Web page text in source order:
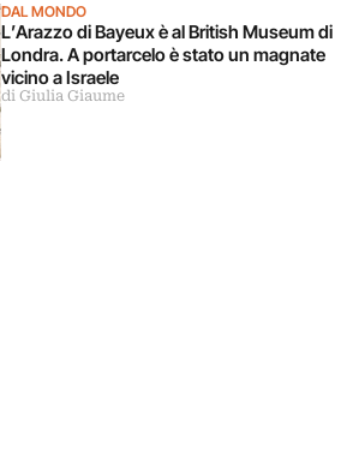
DAL MONDO
L’Arazzo di Bayeux è al British Museum di
Londra. A portarcelo è stato un magnate
vicino a Israele
di Giulia Giaume